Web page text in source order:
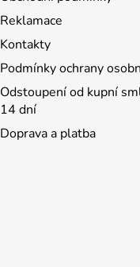
Reklamace
Kontakty
Podmínky ochrany
Odstoupení od kupní
14 dní
Doprava a platba